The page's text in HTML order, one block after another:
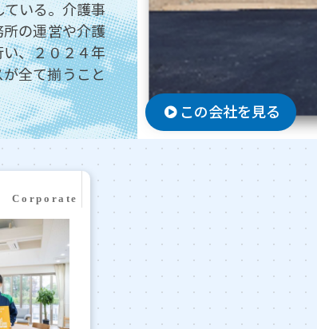
いる。介護事
の運営や介護
、２０２４年
全て揃うこと
この会社を見る